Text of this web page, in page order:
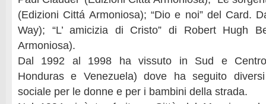
(Edizioni Cittá Armoniosa); “Dio e noi” del Card.
Way); “L’ amicizia di Cristo” di Robert Hugh
Armoniosa).
Dal 1992 al 1998 ha vissuto in Sud e Centro
Honduras e Venezuela) dove ha seguito
sociale per le donne e per i bambini della strada.